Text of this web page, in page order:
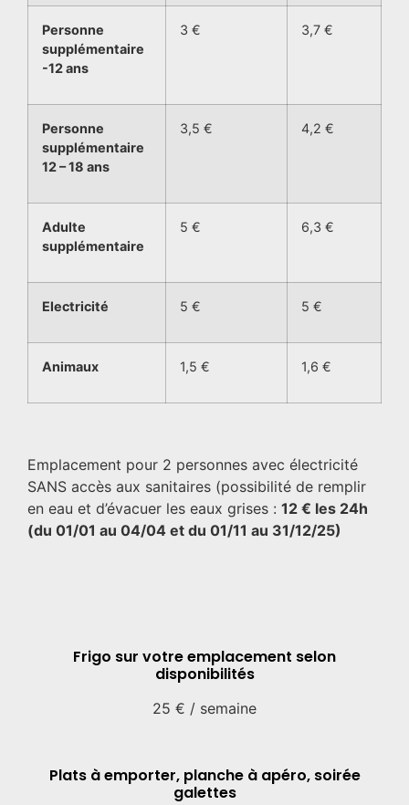
Personne
supplémentaire
-12 ans
3 € 3,7 €
Personne
supplémentaire
12 – 18 ans
3,5 € 4,2 €
Adulte
supplémentaire
5 € 6,3 €
Electricité 5 € 5 €
Animaux 1,5 € 1,6 €
Emplacement pour 2 personnes avec électricité
SANS accès aux sanitaires (possibilité de remplir
en eau et d’évacuer les eaux grises : 12 € les 24h
(du 01/01 au 04/04 et du 01/11 au 31/12/25)
Frigo sur votre emplacement selon
disponibilités
25 € / semaine
Plats à emporter, planche à apéro, soirée
galettes​